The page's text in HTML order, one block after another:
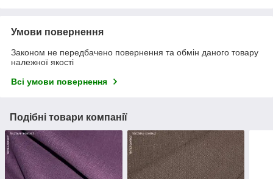
Умови повернення
Законом не передбачено повернення та обмін даного товару
належної якості
Всі умови повернення
Подібні товари компанії